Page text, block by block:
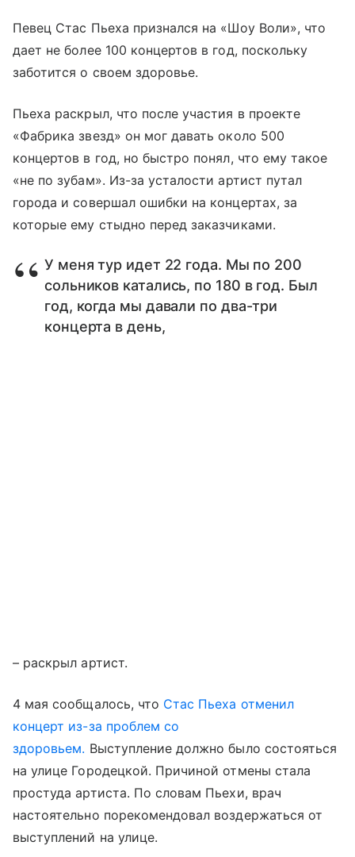
Певец Стас Пьеха признался на «Шоу Воли», что
дает не более 100 концертов в год, поскольку
заботится о своем здоровье.
Пьеха раскрыл, что после участия в проекте
«Фабрика звезд» он мог давать около 500
концертов в год, но быстро понял, что ему такое
«не по зубам». Из-за усталости артист путал
города и совершал ошибки на концертах, за
которые ему стыдно перед заказчиками.
У меня тур идет 22 года. Мы по 200
сольников катались, по 180 в год. Был
год, когда мы давали по два-три
концерта в день,
– раскрыл артист.
4 мая сообщалось, что Стас Пьеха отменил
концерт из-за проблем со
здоровьем. Выступление должно было состояться
на улице Городецкой. Причиной отмены стала
простуда артиста. По словам Пьехи, врач
настоятельно порекомендовал воздержаться от
выступлений на улице.